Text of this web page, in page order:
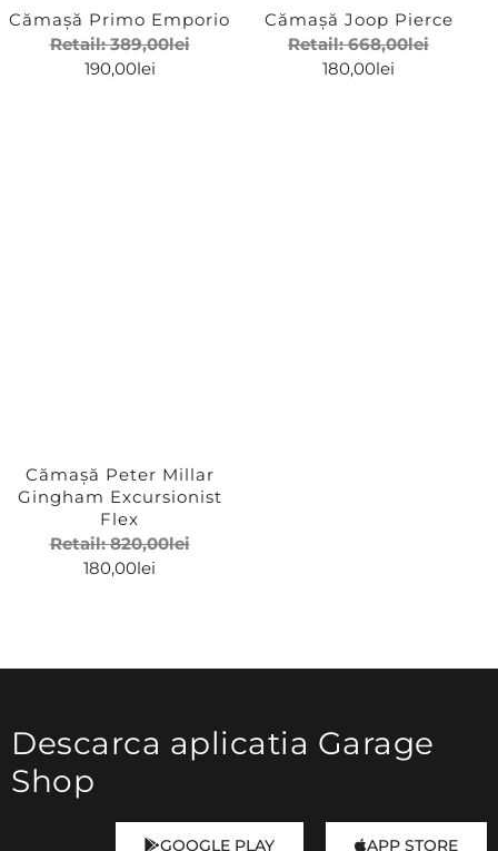
Cămașă Primo Emporio
Retail:389,00lei
190,00lei
Cămașă Joop Pierce
Retail:668,00lei
180,00lei
Cămașă Peter Millar
Gingham Excursionist
Flex
Retail:820,00lei
180,00lei
Descarca aplicatia Garage
Shop
GOOGLE PLAY APP STORE